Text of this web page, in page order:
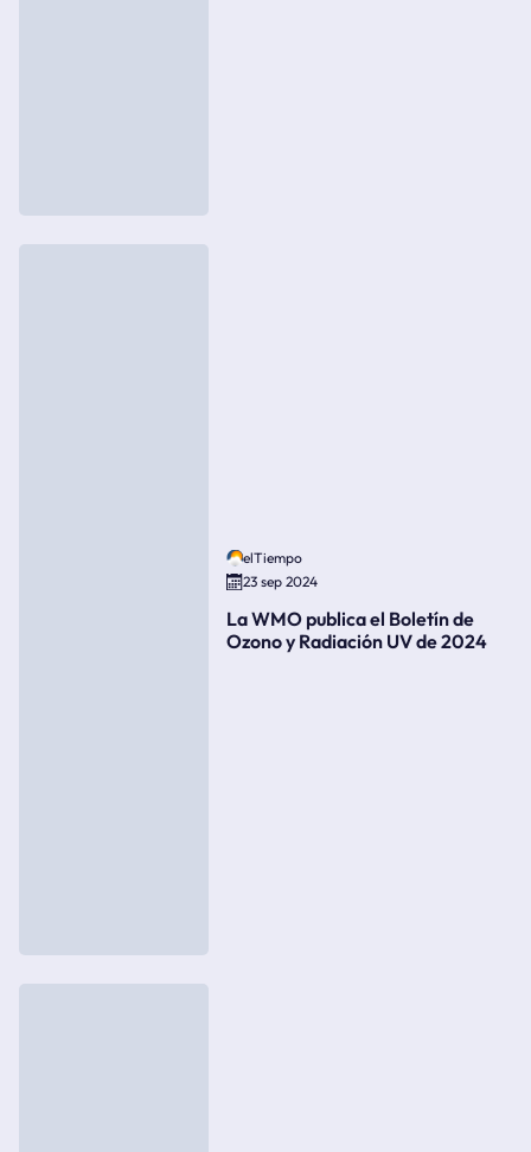
elTiempo
23 sep 2024
La WMO publica el Boletín de
Ozono y Radiación UV de 2024